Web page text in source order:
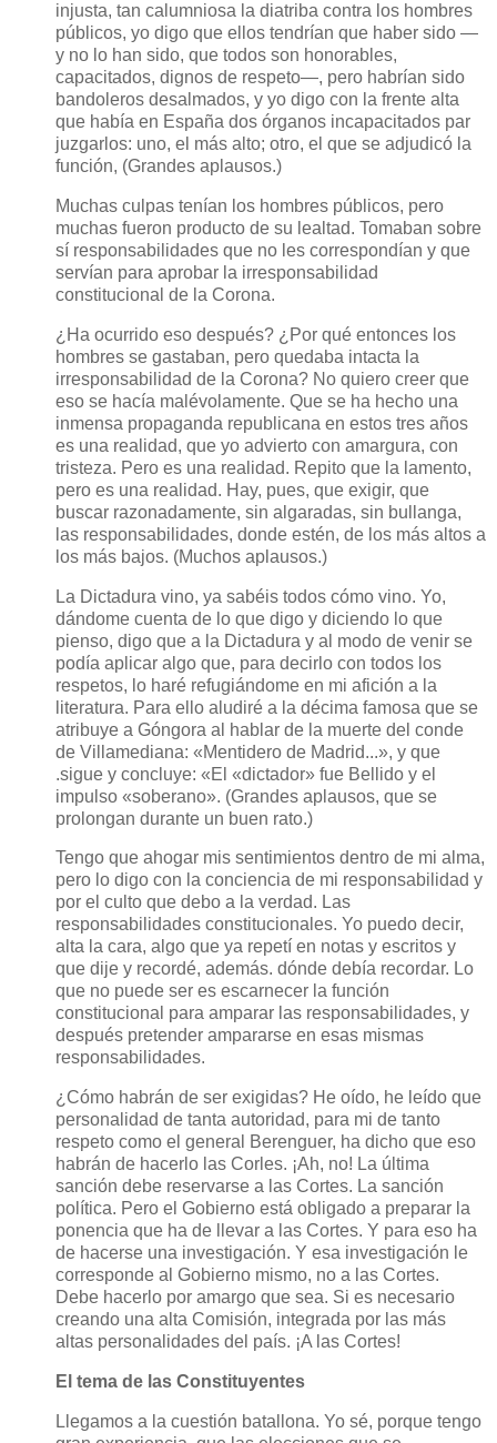
injusta, tan calumniosa la diatriba contra los hombres
públicos, yo digo que ellos tendrían que haber sido —
y no lo han sido, que todos son honorables,
capacitados, dignos de respeto—, pero habrían sido
bandoleros desalmados, y yo digo con la frente alta
que había en España dos órganos incapacitados par
juzgarlos: uno, el más alto; otro, el que se adjudicó la
función, (Grandes aplausos.)
Muchas culpas tenían los hombres públicos, pero
muchas fueron producto de su lealtad. Tomaban sobre
sí responsabilidades que no les correspondían y que
servían para aprobar la irresponsabilidad
constitucional de la Corona.
¿Ha ocurrido eso después? ¿Por qué entonces los
hombres se gastaban, pero quedaba intacta la
irresponsabilidad de la Corona? No quiero creer que
eso se hacía malévolamente. Que se ha hecho una
inmensa propaganda republicana en estos tres años
es una realidad, que yo advierto con amargura, con
tristeza. Pero es una realidad. Repito que la lamento,
pero es una realidad. Hay, pues, que exigir, que
buscar razonadamente, sin algaradas, sin bullanga,
las responsabilidades, donde estén, de los más altos a
los más bajos. (Muchos aplausos.)
La Dictadura vino, ya sabéis todos cómo vino. Yo,
dándome cuenta de lo que digo y diciendo lo que
pienso, digo que a la Dictadura y al modo de venir se
podía aplicar algo que, para decirlo con todos los
respetos, lo haré refugiándome en mi afición a la
literatura. Para ello aludiré a la décima famosa que se
atribuye a Góngora al hablar de la muerte del conde
de Villamediana: «Mentidero de Madrid...», y que
.sigue y concluye: «El «dictador» fue Bellido y el
impulso «soberano». (Grandes aplausos, que se
prolongan durante un buen rato.)
Tengo que ahogar mis sentimientos dentro de mi alma,
pero lo digo con la conciencia de mi responsabilidad y
por el culto que debo a la verdad. Las
responsabilidades constitucionales. Yo puedo decir,
alta la cara, algo que ya repetí en notas y escritos y
que dije y recordé, además. dónde debía recordar. Lo
que no puede ser es escarnecer la función
constitucional para amparar las responsabilidades, y
después pretender ampararse en esas mismas
responsabilidades.
¿Cómo habrán de ser exigidas? He oído, he leído que
personalidad de tanta autoridad, para mi de tanto
respeto como el general Berenguer, ha dicho que eso
habrán de hacerlo las Corles. ¡Ah, no! La última
sanción debe reservarse a las Cortes. La sanción
política. Pero el Gobierno está obligado a preparar la
ponencia que ha de llevar a las Cortes. Y para eso ha
de hacerse una investigación. Y esa investigación le
corresponde al Gobierno mismo, no a las Cortes.
Debe hacerlo por amargo que sea. Si es necesario
creando una alta Comisión, integrada por las más
altas personalidades del país. ¡A las Cortes!
El tema de las Constituyentes
Llegamos a la cuestión batallona. Yo sé, porque tengo